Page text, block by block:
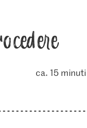
ca. 15 minuti